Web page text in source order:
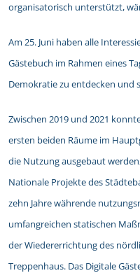
organisatorisch unterstützt,
Am 25. Juni haben alle
Gästebuch im Rahmen eines
Demokratie zu entdecken und
Zwischen 2019 und 2021
ersten beiden Räume im
die Nutzung ausgebaut
Nationale Projekte des
zehn Jahre währende
umfangreichen statischen
der Wiedererrichtung des
Treppenhaus. Das Digitale